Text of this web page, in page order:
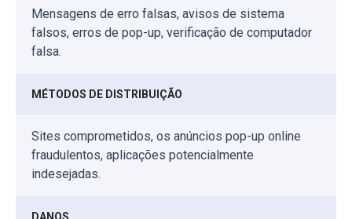
Mensagens de erro falsas, avisos de sistema
falsos, erros de pop-up, verificação de computador
falsa.
MÉTODOS DE DISTRIBUIÇÃO
Sites comprometidos, os anúncios pop-up online
fraudulentos, aplicações potencialmente
indesejadas.